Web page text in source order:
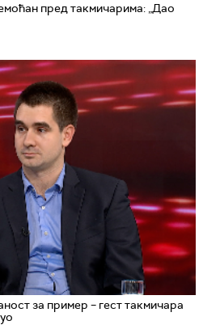
пред такмичарима: „Дао
за пример – гест такмичара